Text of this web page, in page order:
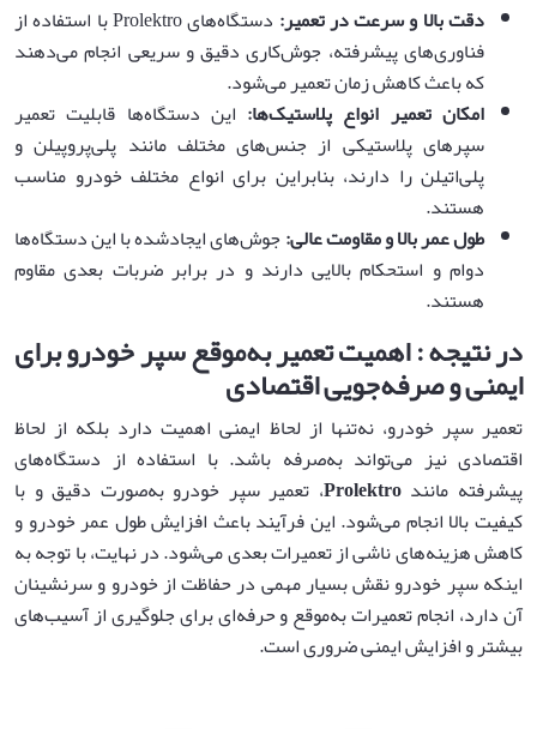
دقت بالا و سرعت در تعمیر:
دستگاه‌های Prolektro با استفاده از
فناوری‌های پیشرفته، جوش‌کاری دقیق و سریعی انجام می‌دهند
که باعث کاهش زمان تعمیر می‌شود.
امکان تعمیر انواع پلاستیک‌ها: این دستگاه‌ها قابلیت تعمیر
سپرهای پلاستیکی از جنس‌های مختلف مانند پلی‌پروپیلن و
پلی‌اتیلن را دارند، بنابراین برای انواع مختلف خودرو مناسب
هستند.
طول عمر بالا و مقاومت عالی:جوش‌های ایجادشده با این دستگاه‌ها
دوام و استحکام بالایی دارند و در برابر ضربات بعدی مقاوم
هستند.
در نتیجه : اهمیت تعمیر به‌موقع سپر خودرو برای
ایمنی و صرفه‌جویی اقتصادی
تعمیر سپر خودرو، نه‌تنها از لحاظ ایمنی اهمیت دارد بلکه از لحاظ
اقتصادی نیز می‌تواند به‌صرفه باشد. با استفاده از دستگاه‌های
پیشرفته مانندProlektro، تعمیر سپر خودرو به‌صورت دقیق و با
کیفیت بالا انجام می‌شود. این فرآیند باعث افزایش طول عمر خودرو و
کاهش هزینه‌های ناشی از تعمیرات بعدی می‌شود. در نهایت، با توجه به
اینکه سپر خودرو نقش بسیار مهمی در حفاظت از خودرو و سرنشینان
آن دارد، انجام تعمیرات به‌موقع و حرفه‌ای برای جلوگیری از آسیب‌های
بیشتر و افزایش ایمنی ضروری است.